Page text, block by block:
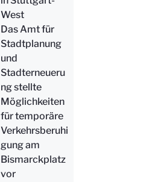
West
Das Amt für
Stadtplanung
und
Stadterneueru
ng stellte
Möglichkeiten
für temporäre
Verkehrsberuhi
gung am
Bismarckplatz
vor